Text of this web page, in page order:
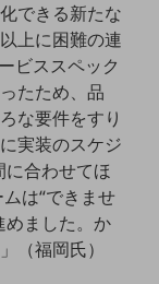
できる新たな
上に困難の連
ビススペック
たため、品
な要件をすり
実装のスケジ
に合わせてほ
は“できませ
めました。か
（福岡氏）